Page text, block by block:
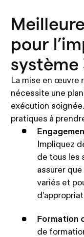
pour
système
La mise en œuvre
nécessite une
exécution
pratiques à
Impliquez
de tous les
assurer
variés et
Formation
de